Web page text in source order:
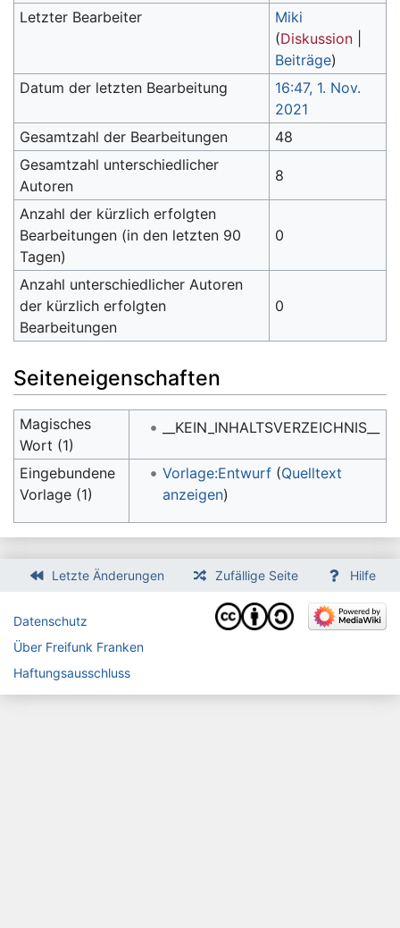
Letzter Bearbeiter
Miki
(Diskussion
Beiträge)
Datum der letzten Bearbeitung
16:47, 1. Nov.
2021
Gesamtzahl der Bearbeitungen
48
Gesamtzahl unterschiedlicher
Autoren
8
Anzahl der kürzlich erfolgten
Bearbeitungen (in den letzten 90
Tagen)
0
Anzahl unterschiedlicher Autoren
der kürzlich erfolgten
Bearbeitungen
0
Seiteneigenschaften
Magisches
Wort (1)
__KEIN_INHALTSVERZEICHNIS__
Eingebundene
Vorlage (1)
Vorlage:Entwurf(Quelltext
anzeigen)
Letzte Änderungen Zufällige Seite Hilfe
Datenschutz
Über Freifunk Franken
Haftungsausschluss